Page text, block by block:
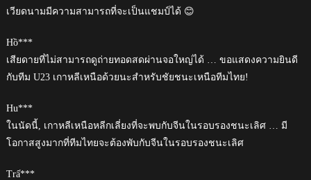
เวียดนามมีความสามารถที่จะเป็นแชมป์ได้ 😊
Hồ***
เสียดายที่ไม่สามารถดูถ่ายทอดสดผ่านจอใหญ่ได้ … ขอแสดงความยินดี
กับทีม U23 เกาหลีเหนือด้วยนะสำหรับชัยชนะเหนือทีมไทย!
Hu***
ในนัดนี้, เกาหลีเหนือหลีกเลี่ยงที่จะพบกับจีนในรอบรองชนะเลิศ … มี
โอกาสสูงมากที่ทีมไทยจะต้องพับกับจีนในรอบรองชนะเลิศ
Trấ***